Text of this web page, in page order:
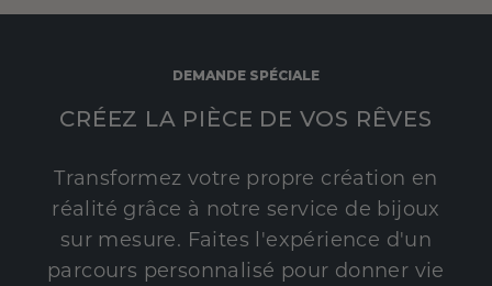
DEMANDE SPÉCIALE
CRÉEZ LA PIÈCE DE VOS RÊVES
Transformez votre propre création en
réalité grâce à notre service de bijoux
sur mesure. Faites l'expérience d'un
parcours personnalisé pour donner vie